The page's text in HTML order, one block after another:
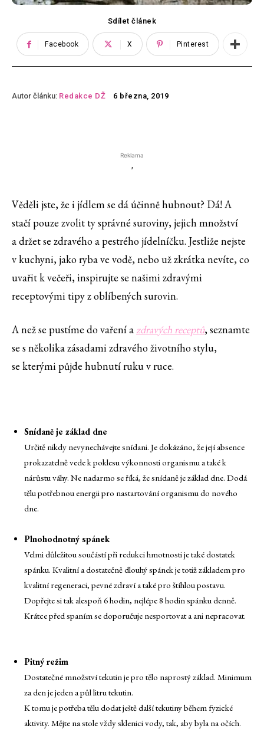
Sdílet článek
Facebook X Pinterest
Autor článku: Redakce DŽ 6 března, 2019
Reklama
'
Věděli jste, že i jídlem se dá účinně hubnout? Dá! A
stačí pouze zvolit ty správné suroviny, jejich množství
a držet se zdravého a pestrého jídelníčku. Jestliže nejste
v kuchyni, jako ryba ve vodě, nebo už zkrátka nevíte, co
uvařit k večeři, inspirujte se našimi zdravými
receptovými tipy z oblíbených surovin.
A než se pustíme do vaření azdravých receptů, seznamte
se s několika zásadami zdravého životního stylu,
se kterými půjde hubnutí ruku v ruce.
Snídaně je základ dne
Určitě nikdy nevynechávejte snídani. Je dokázáno, že její absence
prokazatelně vede k poklesu výkonnosti organismu a také k
nárůstu váhy. Ne nadarmo se říká, že snídaně je základ dne. Dodá
tělu potřebnou energii pro nastartování organismu do nového
dne.
Plnohodnotný spánek
Velmi důležitou součástí při redukci hmotnosti je také dostatek
spánku. Kvalitní a dostatečně dlouhý spánek je totiž základem pro
kvalitní regeneraci, pevné zdraví a také pro štíhlou postavu.
Dopřejte si tak alespoň 6 hodin, nejlépe 8 hodin spánku denně.
Krátce před spaním se doporučuje nesportovat a ani nepracovat.
Pitný režim
Dostatečné množství tekutin je pro tělo naprostý základ. Minimum
za den je jeden a půl litru tekutin.
K tomu je potřeba tělu dodat ještě další tekutiny během fyzické
aktivity. Mějte na stole vždy sklenici vody, tak, aby byla na očích.